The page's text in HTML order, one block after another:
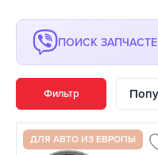
ПОИСК
Фильтр
ДЛЯ АВТО ИЗ ЕВРОПЫ